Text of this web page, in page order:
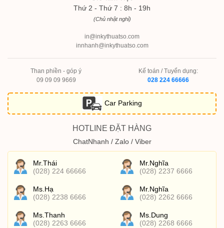
Thứ 2 - Thứ 7 : 8h - 19h
(Chủ nhật nghỉ)
in@inkythuatso.com
innhanh@inkythuatso.com
Than phiền - góp ý
09 09 09 9669
Kế toán / Tuyển dụng:
028 224 66666
Car Parking
HOTLINE ĐẶT HÀNG
ChatNhanh / Zalo / Viber
Mr.Thái
(028) 224 66666
Mr.Nghĩa
(028) 2237 6666
Ms.Hạ
(028) 2238 6666
Mr.Nghĩa
(028) 2262 6666
Ms.Thanh
(028) 2263 6666
Ms.Dung
(028) 2268 6666